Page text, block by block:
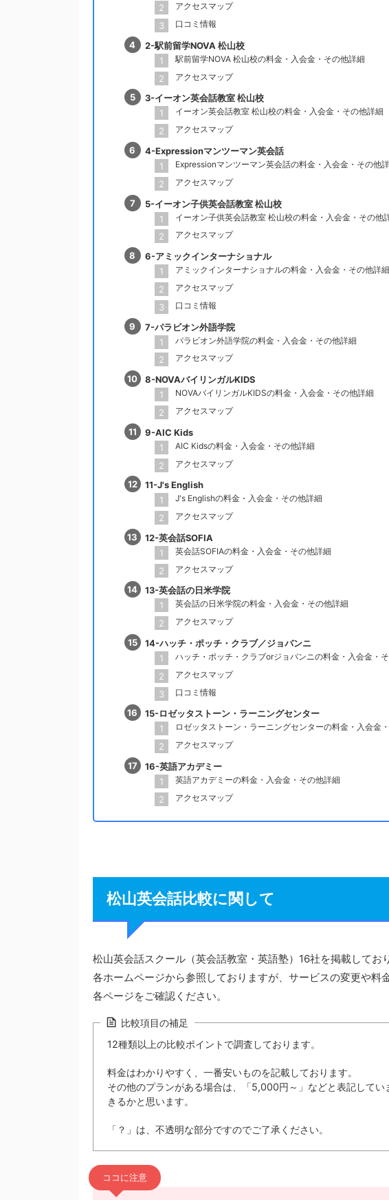
アクセスマップ
口コミ情報
2-駅前留学NOVA 松山校
駅前留学NOVA 松山校の料金・入会金・その他詳細
アクセスマップ
3-イーオン英会話教室 松山校
イーオン英会話教室 松山校の料金・入会金・その他詳細
アクセスマップ
4-Expressionマンツーマン英会話
Expressionマンツーマン英会話の料金・入会金・その他
アクセスマップ
5-イーオン子供英会話教室 松山校
イーオン子供英会話教室 松山校の料金・入会金・その他
アクセスマップ
6-アミックインターナショナル
アミックインターナショナルの料金・入会金・その他詳細
アクセスマップ
口コミ情報
7-パラビオン外語学院
パラビオン外語学院の料金・入会金・その他詳細
アクセスマップ
8-NOVAバイリンガルKIDS
NOVAバイリンガルKIDSの料金・入会金・その他詳細
アクセスマップ
9-AIC Kids
AIC Kidsの料金・入会金・その他詳細
アクセスマップ
11-J's English
J's Englishの料金・入会金・その他詳細
アクセスマップ
12-英会話SOFIA
英会話SOFIAの料金・入会金・その他詳細
アクセスマップ
13-英会話の日米学院
英会話の日米学院の料金・入会金・その他詳細
アクセスマップ
14-ハッチ・ポッチ・クラブ／ジョバンニ
ハッチ・ポッチ・クラブorジョバンニの料金・入会金・
アクセスマップ
口コミ情報
15-ロゼッタストーン・ラーニングセンター
ロゼッタストーン・ラーニングセンターの料金・入会金
アクセスマップ
16-英語アカデミー
英語アカデミーの料金・入会金・その他詳細
アクセスマップ
松山英会話比較に関して
松山英会話スクール（英会話教室・英語塾）16社を掲載してお
各ホームページから参照しておりますが、サービスの変更や料
各ページをご確認ください。
比較項目の補足
12種類以上の比較ポイントで調査しております。
料金はわかりやすく、一番安いものを記載しております。
その他のプランがある場合は、「5,000円～」などと表記して
きるかと思います。
「？」は、不透明な部分ですのでご了承ください。
ココに注意